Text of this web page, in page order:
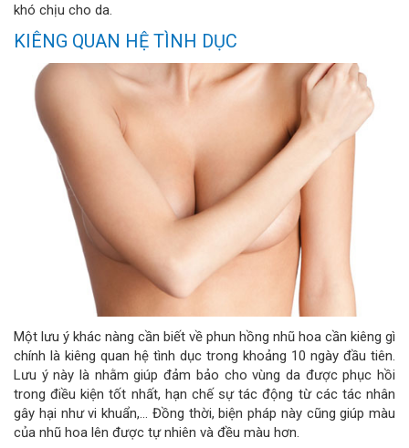
khó chịu cho da.
KIÊNG QUAN HỆ TÌNH DỤC
Một lưu ý khác nàng cần biết về phun hồng nhũ hoa cần kiêng gì
chính là kiêng quan hệ tình dục trong khoảng 10 ngày đầu tiên.
Lưu ý này là nhằm giúp đảm bảo cho vùng da được phục hồi
trong điều kiện tốt nhất, hạn chế sự tác động từ các tác nhân
gây hại như vi khuẩn,… Đồng thời, biện pháp này cũng giúp màu
của nhũ hoa lên được tự nhiên và đều màu hơn.